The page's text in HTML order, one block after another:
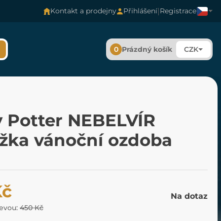
Kontakt a prodejny Přihlášení|Registrace
0 Prázdný košík CZK
Potter NEBELVÍR
vánoční ozdoba
450 Kč
Na dotaz